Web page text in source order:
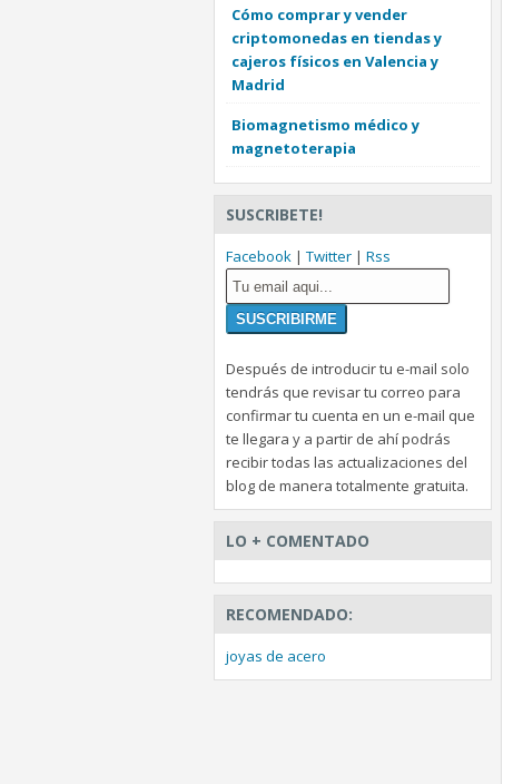
Cómo comprar y vender
criptomonedas en tiendas y
cajeros físicos en Valencia y
Madrid
Biomagnetismo médico y
magnetoterapia
SUSCRIBETE!
Facebook | Twitter | Rss
Después de introducir tu e-mail solo
tendrás que revisar tu correo para
confirmar tu cuenta en un e-mail que
te llegara y a partir de ahí podrás
recibir todas las actualizaciones del
blog de manera totalmente gratuita.
LO + COMENTADO
RECOMENDADO:
joyas de acero